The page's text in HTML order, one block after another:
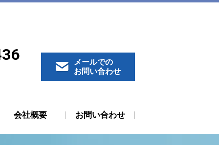
メールでの
お問い合わせ
会社概要 お問い合わせ